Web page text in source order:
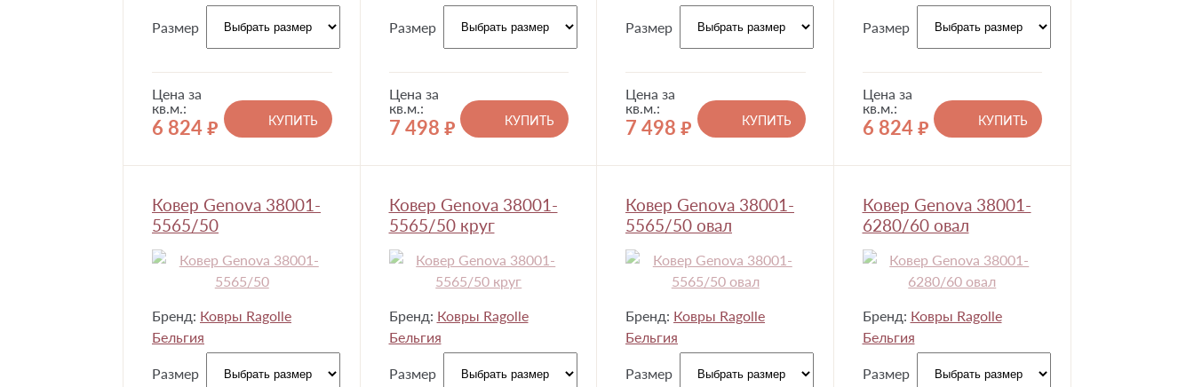
Размер
Цена за
кв.м.:
6 824 руб.
КУПИТЬ
Размер
Цена за
кв.м.:
7 498 руб.
КУПИТЬ
Размер
Цена за
кв.м.:
7 498 руб.
КУПИТЬ
Размер
Цена за
кв.м.:
6 824 руб.
КУПИТЬ
Ковер Genova 38001-
5565/50
Бренд: Ковры Ragolle
Бельгия
Размер
Ковер Genova 38001-
5565/50 круг
Бренд: Ковры Ragolle
Бельгия
Размер
Ковер Genova 38001-
5565/50 овал
Бренд: Ковры Ragolle
Бельгия
Размер
Ковер Genova 38001-
6280/60 овал
Бренд: Ковры Ragolle
Бельгия
Размер